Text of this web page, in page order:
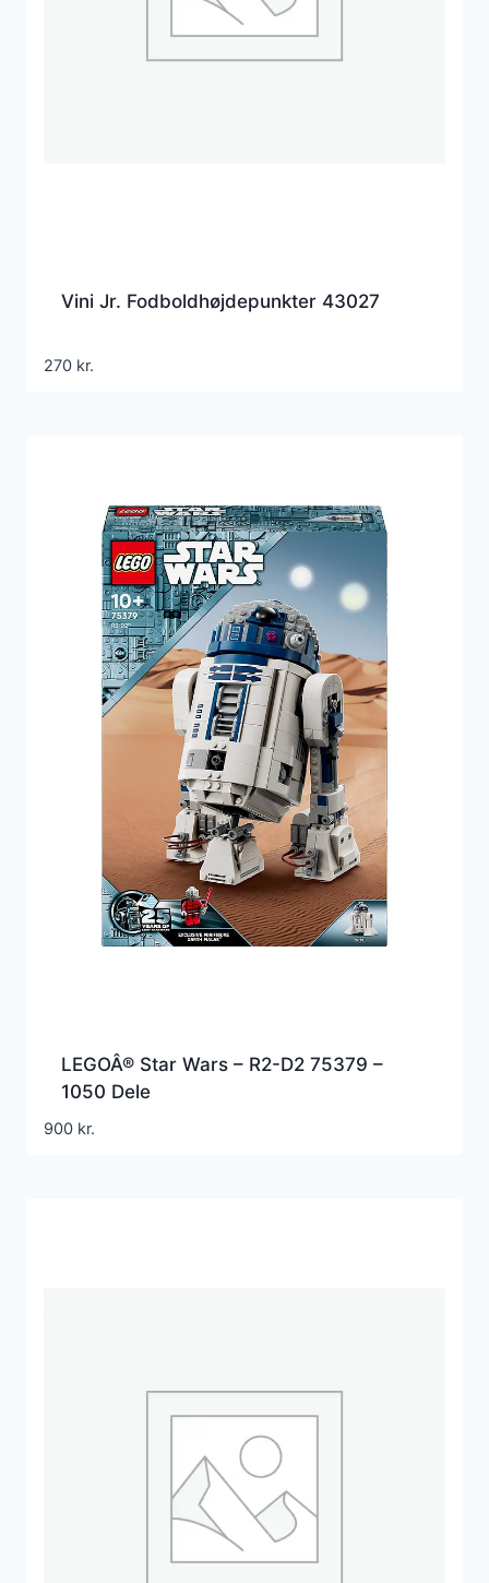
Vini Jr. Fodboldhøjdepunkter 43027
270 kr.
LEGOÂ® Star Wars – R2-D2 75379 –
1050 Dele
900 kr.